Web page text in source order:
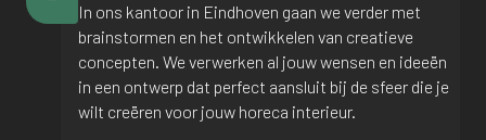
In ons kantoor in Eindhoven gaan we verder met
brainstormen en het ontwikkelen van creatieve
concepten. We verwerken al jouw wensen en ideeën
in een ontwerp dat perfect aansluit bij de sfeer die je
wilt creëren voor jouw horeca interieur.